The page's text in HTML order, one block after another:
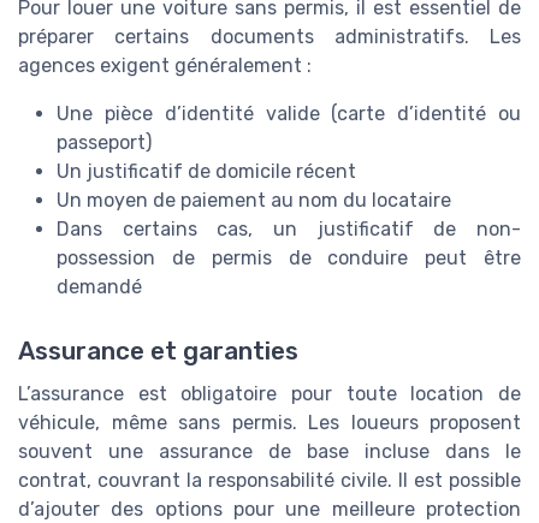
Pour louer une voiture sans permis, il est essentiel de
préparer certains documents administratifs. Les
agences exigent généralement :
Une pièce d’identité valide (carte d’identité ou
passeport)
Un justificatif de domicile récent
Un moyen de paiement au nom du locataire
Dans certains cas, un justificatif de non-
possession de permis de conduire peut être
demandé
Assurance et garanties
L’assurance est obligatoire pour toute location de
véhicule, même sans permis. Les loueurs proposent
souvent une assurance de base incluse dans le
contrat, couvrant la responsabilité civile. Il est possible
d’ajouter des options pour une meilleure protection